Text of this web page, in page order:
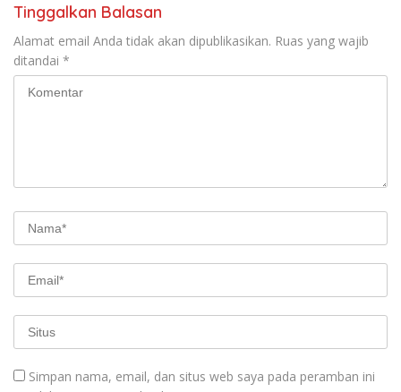
Tinggalkan Balasan
Alamat email Anda tidak akan dipublikasikan. Ruas yang wajib
ditandai *
Simpan nama, email, dan situs web saya pada peramban ini